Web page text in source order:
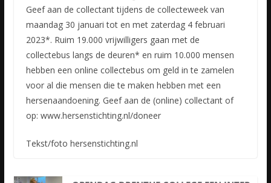
Geef aan de collectant tijdens de collecteweek van
maandag 30 januari tot en met zaterdag 4 februari
2023*. Ruim 19.000 vrijwilligers gaan met de
collectebus langs de deuren* en ruim 10.000 mensen
hebben een online collectebus om geld in te zamelen
voor al die mensen die te maken hebben met een
hersenaandoening. Geef aan de (online) collectant of
op: www.hersenstichting.nl/doneer
Tekst/foto hersenstichting.nl